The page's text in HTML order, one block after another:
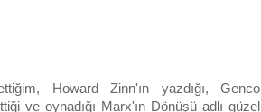
Howard Zinn'ın yazdığı, Genco
ve oynadığı Marx'ın Dönüşü adlı güzel